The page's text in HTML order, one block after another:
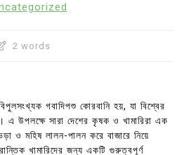
2 words
গবাদিপশু কোরবানি হয়, যা বিশ্বের
উপলক্ষে সারা দেশের কৃষক ও খামারিরা এক
ও মহিষ লালন-পালন করে বাজারে নিয়ে
খামারিদের জন্য একটি গুরুত্বপূর্ণ